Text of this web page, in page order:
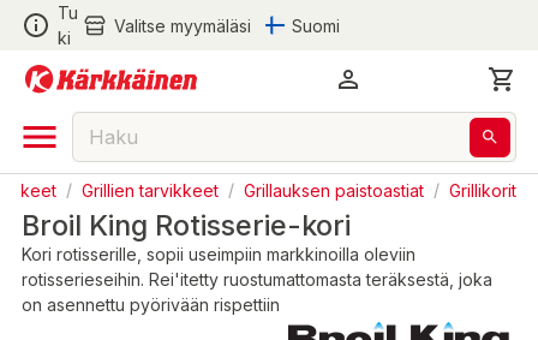
Tu
ki
Valitse myymäläsi Suomi
/ Grillien tarvikkeet / Grillauksen paistoastiat / Grillikorit
Broil King Rotisserie-kori
Kori rotisserille, sopii useimpiin markkinoilla oleviin
rotisserieseihin. Rei'itetty ruostumattomasta teräksestä, joka
on asennettu pyörivään rispettiin